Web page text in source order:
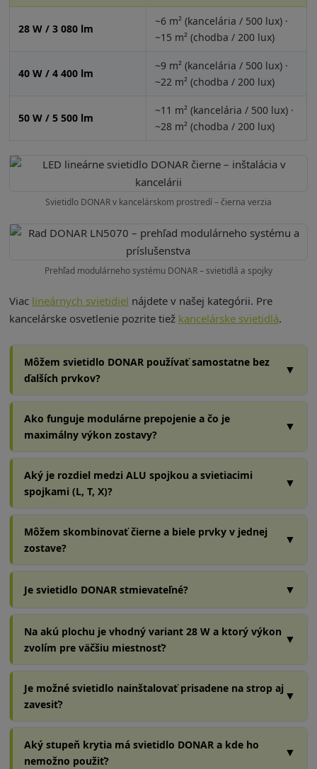
28 W / 3 080 lm
~6 m² (kancelária / 500 lux) ·
~15 m² (chodba / 200 lux)
40 W / 4 400 lm
~9 m² (kancelária / 500 lux) ·
~22 m² (chodba / 200 lux)
50 W / 5 500 lm
~11 m² (kancelária / 500 lux) ·
~28 m² (chodba / 200 lux)
Svietidlo DONAR v kancelárskom prostredí – čierna verzia
Prehľad modulárneho systému DONAR – svietidlá a spojky
Viac lineárnych svietidiel nájdete v našej kategórii. Pre
kancelárske osvetlenie pozrite tiež kancelárske svietidlá.
Môžem svietidlo DONAR používať samostatne bez
ďalších prvkov?
▼
Ako funguje modulárne prepojenie a čo je
maximálny výkon zostavy?
▼
Aký je rozdiel medzi ALU spojkou a svietiacimi
spojkami (L, T, X)?
▼
Môžem skombinovať čierne a biele prvky v jednej
zostave?
▼
Je svietidlo DONAR stmievateľné? ▼
Na akú plochu je vhodný variant 28 W a ktorý výkon
zvolím pre väčšiu miestnosť?
▼
Je možné svietidlo nainštalovať prisadene na strop aj
zavesiť?
▼
Aký stupeň krytia má svietidlo DONAR a kde ho
nemožno použiť?
▼